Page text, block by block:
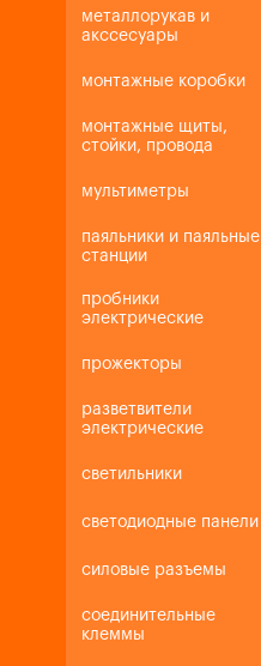
металлорукав и
акссесуары
монтажные коробки
монтажные щиты,
стойки, провода
мультиметры
паяльники и паяльные
станции
пробники
электрические
прожекторы
разветвители
электрические
светильники
светодиодные панели
силовые разъемы
соединительные
клеммы